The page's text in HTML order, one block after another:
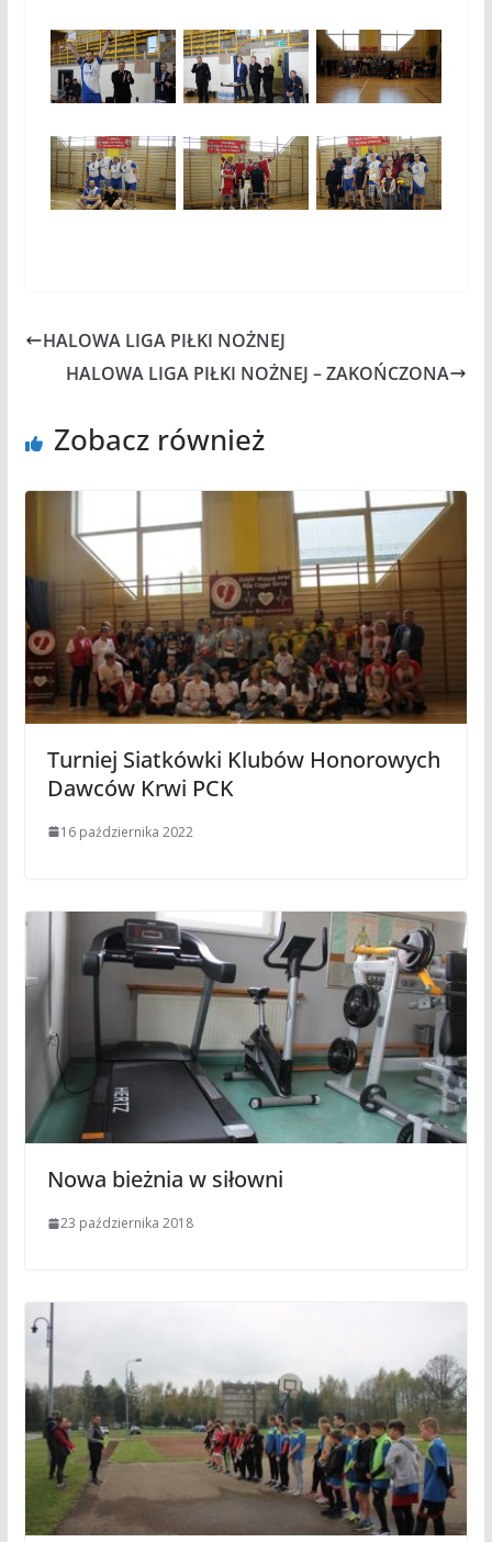
HALOWA LIGA PIŁKI NOŻNEJ
HALOWA LIGA PIŁKI NOŻNEJ – ZAKOŃCZONA
Zobacz również
Turniej Siatkówki Klubów Honorowych
Dawców Krwi PCK
16 października 2022
Nowa bieżnia w siłowni
23 października 2018